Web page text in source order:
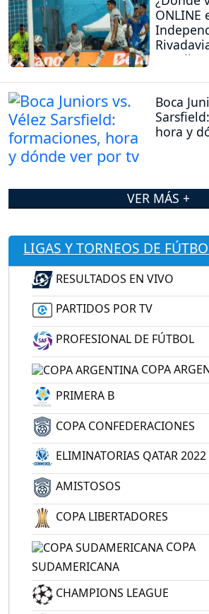
ONLINE
Boca
hora y
VER MÁS +
LIGAS Y TORNEOS DE
RESULTADOS EN VIVO
PARTIDOS POR TV
PROFESIONAL DE FÚTBOL
COPA
PRIMERA B
COPA CONFEDERACIONES
ELIMINATORIAS QATAR 2022
AMISTOSOS
COPA LIBERTADORES
COPA
SUDAMERICANA
CHAMPIONS LEAGUE